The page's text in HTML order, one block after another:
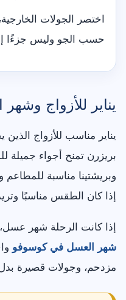
اختصر الجولات
حسب الجو وليس جزءًا
يناير للأزواج
يناير مناسب للأزواج الذين
بريزرن تمنح أجواء جميلة
وبريشتينا مناسبة للمطاعم
إذا كان الطقس مناسبًا
إذا كانت الرحلة شهر
شهر العسل في كوسوفو
مزدحم، وجولات قصيرة بدل